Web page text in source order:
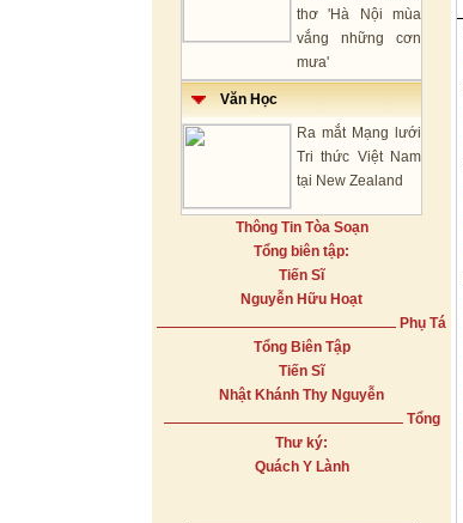
thơ 'Hà Nội mùa
vắng những cơn
mưa'
Văn Học
Ra mắt Mạng lưới
Tri thức Việt Nam
tại New Zealand
Thông Tin Tòa Soạn
Tổng biên tập:
Tiến Sĩ
Nguyễn Hữu Hoạt
Phụ Tá
Tổng Biên Tập
Tiến Sĩ
Nhật Khánh Thy Nguyễn
Tổng
Thư ký:
Quách Y Lành